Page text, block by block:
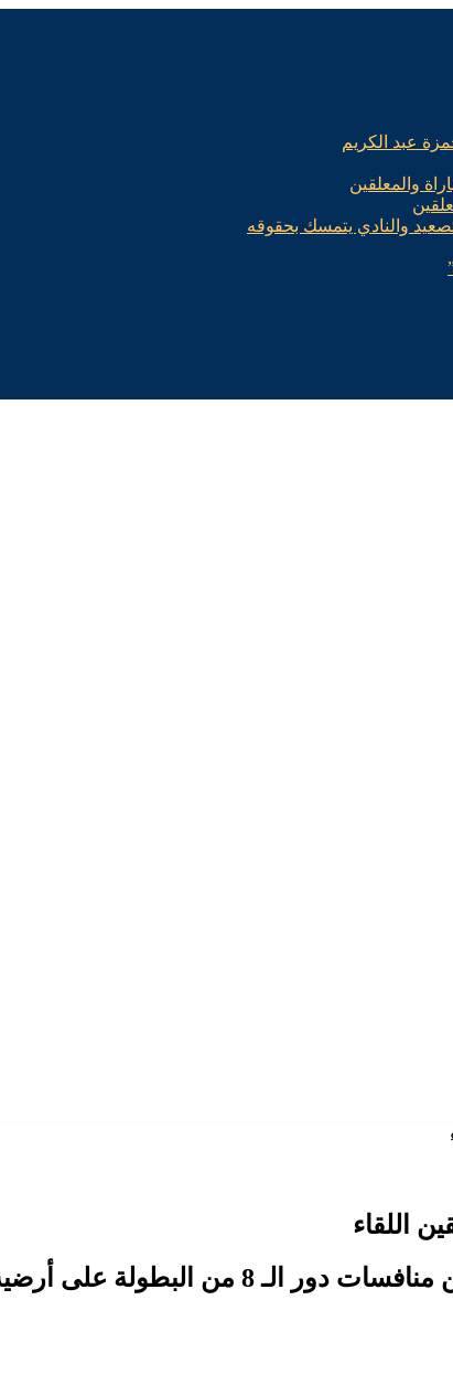
عبد الكريم
والمعلقين
والنادي يتمسك بحقوقه
اللقاء
أرضية ملعب استاد البيت